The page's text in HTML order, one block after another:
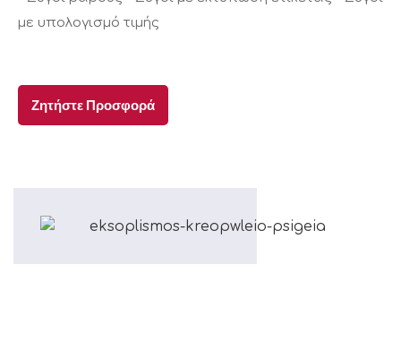
με υπολογισμό τιμής
Ζητήστε Προσφορά